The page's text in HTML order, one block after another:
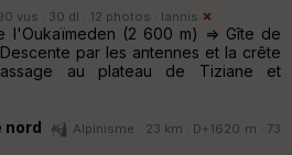
vus · 30 dl · 12 photos · Iannis
l'Oukaïmeden (2 600 m) => Gîte de
par les antennes et la crête
au plateau de Tiziane et
nord
Alpinisme · 23 km · D+1620 m · 73